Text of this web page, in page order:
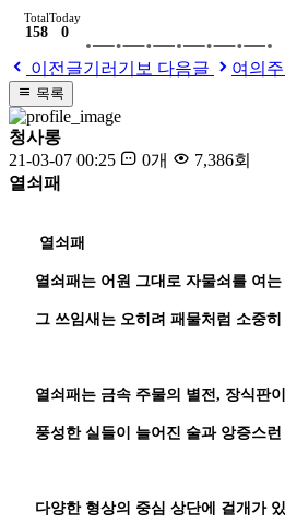
Total
158
Today
0
이전글기러기보 다음글 여의
목록
청사롱
21-03-07 00:25
0개
7,386회
열쇠패
열쇠패
열쇠패는 어원 그대로 자물쇠를 여
그 쓰임새는 오히려 패물처럼 소중히
열쇠패는 금속 주물의 별전, 장식판이
풍성한 실들이 늘어진 술과 앙증스런
다양한 형상의 중심 상단에 걸개가 있